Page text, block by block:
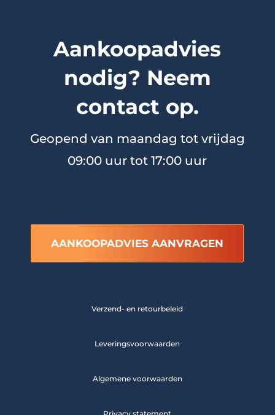
Aankoopadvies
nodig? Neem
contact op.
Geopend van maandag tot vrijdag
09:00 uur tot 17:00 uur
AANKOOPADVIES AANVRAGEN
Verzend- en retourbeleid
Leveringsvoorwaarden
Algemene voorwaarden